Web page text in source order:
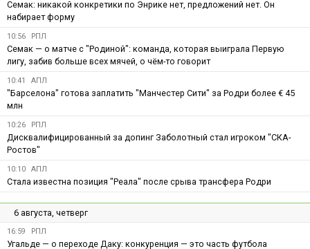
Семак: никакой конкретики по Энрике нет, предложений нет. Он
набирает форму
10:56 РПЛ
Семак — о матче с "Родиной": команда, которая выиграла Первую
лигу, забив больше всех мячей, о чём-то говорит
10:41 АПЛ
"Барселона" готова заплатить "Манчестер Сити" за Родри более € 45
млн
10:26 РПЛ
Дисквалифицированный за допинг Заболотный стал игроком "СКА-
Ростов"
10:10 АПЛ
Стала известна позиция "Реала" после срыва трансфера Родри
6 августа, четверг
16:59 РПЛ
Угальде — о переходе Даку: конкуренция — это часть футбола